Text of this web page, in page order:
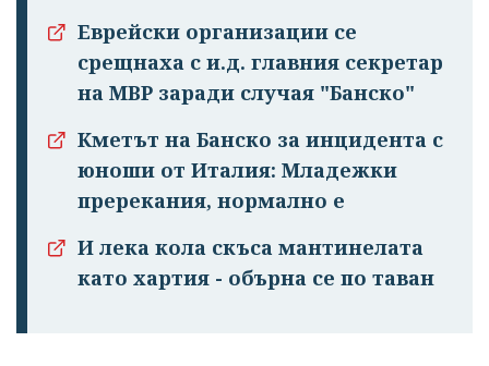
Успешно
излязохте от
профила си!
Еврейски организации се
срещнаха с и.д. главния секретар
на МВР заради случая "Банско"
Кметът на Банско за инцидента с
юноши от Италия: Младежки
пререкания, нормално е
И лека кола скъса мантинелата
като хартия - обърна се по таван